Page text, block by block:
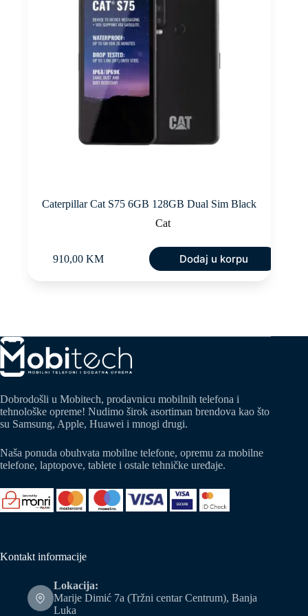
Caterpillar Cat S75 6GB 128GB Dual Sim Black
Cat
910,00 KM Dodaj u korpu
Dobrodošli u Mobitech, prodavnicu mobilnih telefona i
tehnološke opreme! Nudimo širok asortiman brendova kao što
su Samsung, Apple, Huawei i mnogi drugi.
Naša ponuda obuhvata mobilne telefone, opremu za mobilne
telefone, laptopove, tablete i ostale tehničke uređaje.
Kontakt informacije
Lokacija:
Marije Dimić 7a (Tržni centar Centrum), Banja
Luka